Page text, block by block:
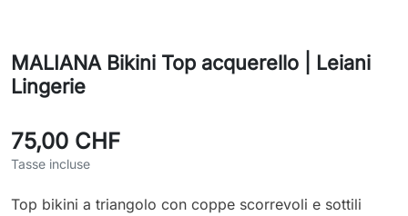
MALIANA Bikini Top acquerello | Leiani
Lingerie
75,00 CHF
Tasse incluse
Top bikini a triangolo con coppe scorrevoli e sottili